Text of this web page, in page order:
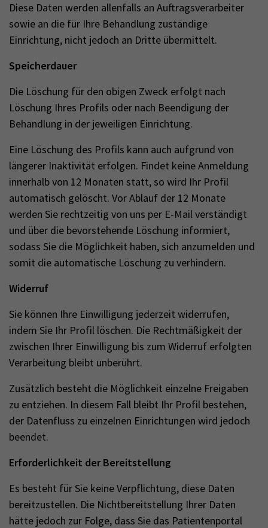
Diese Daten werden allenfalls an Auftragsverarbeiter
sowie an die für Ihre Behandlung zuständige
Einrichtung, nicht jedoch an Dritte übermittelt.
Speicherdauer
Die Löschung für den obigen Zweck erfolgt nach
Löschung Ihres Profils oder nach Beendigung der
Behandlung in der jeweiligen Einrichtung.
Eine Löschung des Profils kann auch aufgrund von
längerer Inaktivität erfolgen. Findet keine Anmeldung
innerhalb von 12 Monaten statt, so wird Ihr Profil
automatisch gelöscht. Vor Ablauf der 12 Monate
werden Sie rechtzeitig von uns per E-Mail verständigt
und über die bevorstehende Löschung informiert,
sodass Sie die Möglichkeit haben, sich anzumelden und
somit die automatische Löschung zu verhindern.
Widerruf
Sie können Ihre Einwilligung jederzeit widerrufen,
indem Sie Ihr Profil löschen. Die Rechtmäßigkeit der
zwischen Ihrer Einwilligung bis zum Widerruf erfolgten
Verarbeitung bleibt unberührt.
Zusätzlich besteht die Möglichkeit einzelne Freigaben
zu entziehen. In diesem Fall bleibt Ihr Profil bestehen,
der Datenfluss zu einzelnen Einrichtungen wird jedoch
beendet.
Erforderlichkeit der Bereitstellung
Es besteht für Sie keine Verpflichtung, diese Daten
bereitzustellen. Die Nichtbereitstellung Ihrer Daten
hätte jedoch zur Folge, dass Sie das Patientenportal